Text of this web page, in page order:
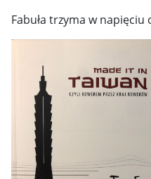
Fabuła trzyma w